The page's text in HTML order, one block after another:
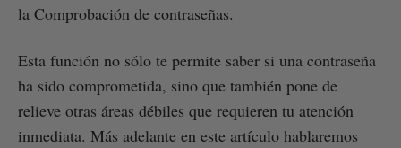
la Comprobación de contraseñas.
Esta función no sólo te permite saber si una contraseña
ha sido comprometida, sino que también pone de
relieve otras áreas débiles que requieren tu atención
inmediata. Más adelante en este artículo hablaremos